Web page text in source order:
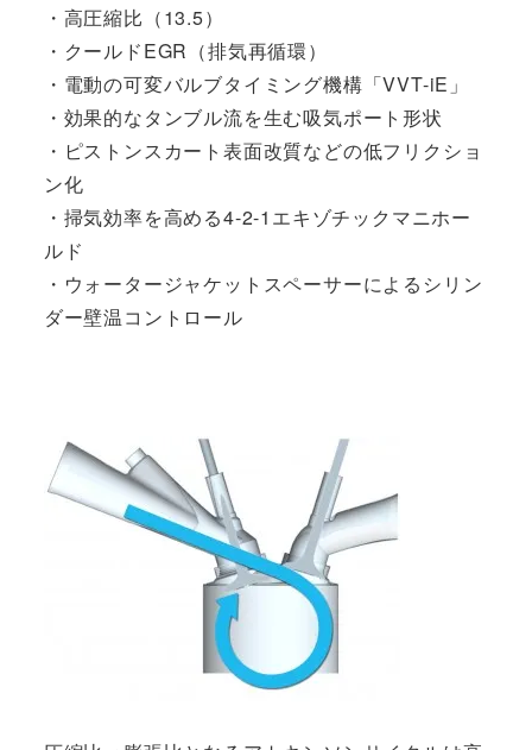
・高圧縮比（13.5）
・クールドEGR（排気再循環）
・電動の可変バルブタイミング機構「VVT-iE」
・効果的なタンブル流を生む吸気ポート形状
・ピストンスカート表面改質などの低フリクショ
ン化
・掃気効率を高める4-2-1エキゾチックマニホー
ルド
・ウォータージャケットスペーサーによるシリン
ダー壁温コントロール